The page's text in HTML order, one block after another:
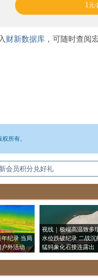
1 元/
财新数据库 ，可随时查阅
所有。
载请点击右侧按钮，提交相关信息
会员积分兑好礼
纪录 当局
外活动
视线｜极端高温致多
水位跌破纪录 二战沉
猛犸象化石接连露出